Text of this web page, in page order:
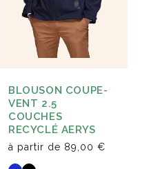
BLOUSON COUPE-
VENT 2.5
COUCHES
RECYCLÉ AERYS
à partir de 89,00 €